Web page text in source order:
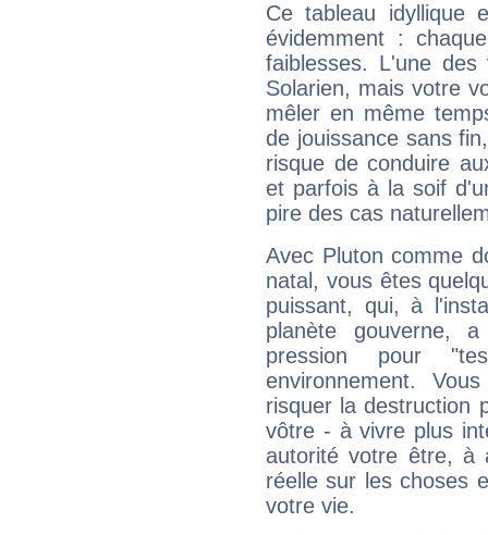
Ce tableau idyllique
évidemment :
faiblesses. L'une
Solarien, mais votre
mêler en même
de jouissance sans
risque de conduire
et parfois à la soif
pire des cas
Avec Pluton comme
natal, vous êtes
puissant, qui, à
planète gouverne,
pression pour
environnement.
risquer la destruction
vôtre - à vivre plus
autorité votre être, à
réelle sur les choses
votre vie.